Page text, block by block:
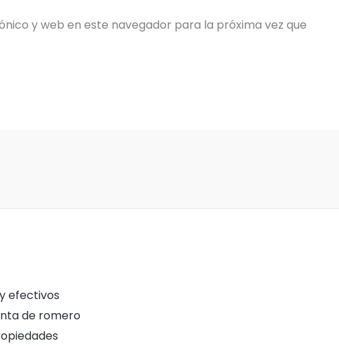
y web en este navegador para la próxima vez que
efectivos
de romero